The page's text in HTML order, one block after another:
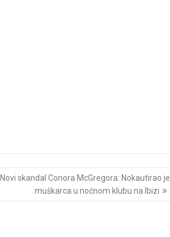
skandal Conora McGregora: Nokautirao je
muškarca u noćnom klubu na Ibizi